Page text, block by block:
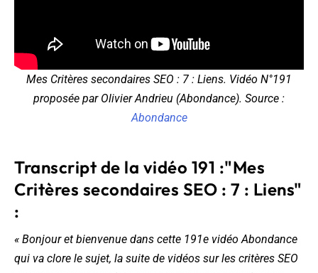
Mes Critères secondaires SEO : 7 : Liens. Vidéo N°191
proposée par Olivier Andrieu (Abondance). Source :
Abondance
Transcript de la vidéo 191 :"Mes
Critères secondaires SEO : 7 : Liens"
:
« Bonjour et bienvenue dans cette 191e vidéo Abondance
qui va clore le sujet, la suite de vidéos sur les critères SEO